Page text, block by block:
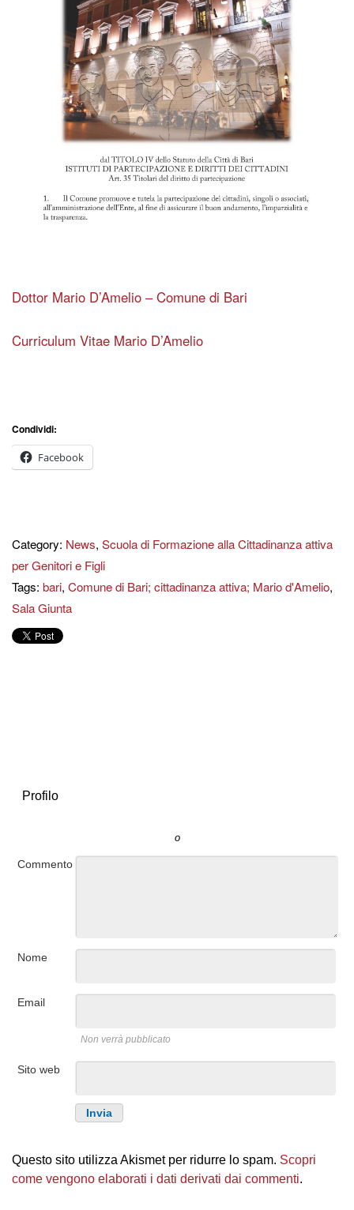
Dottor Mario D’Amelio – Comune di Bari
Curriculum Vitae Mario D’Amelio
Condividi:
Facebook
Category: News, Scuola di Formazione alla Cittadinanza attiva
per Genitori e Figli
Tags: bari, Comune di Bari; cittadinanza attiva; Mario d'Amelio,
Sala Giunta
Profilo
o
Commento
Nome
Email
Non verrà pubblicato
Sito web
Questo sito utilizza Akismet per ridurre lo spam. Scopri
come vengono elaborati i dati derivati dai commenti.